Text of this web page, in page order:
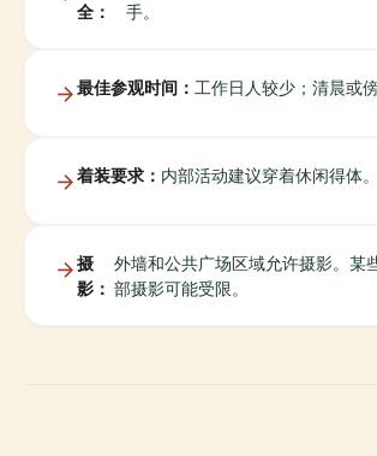
全：
手。
最佳参观时间： 工作日人较少；清晨或
着装要求： 内部活动建议穿着休闲得体。
摄
影：
外墙和公共广场区域允许摄影。某
部摄影可能受限。